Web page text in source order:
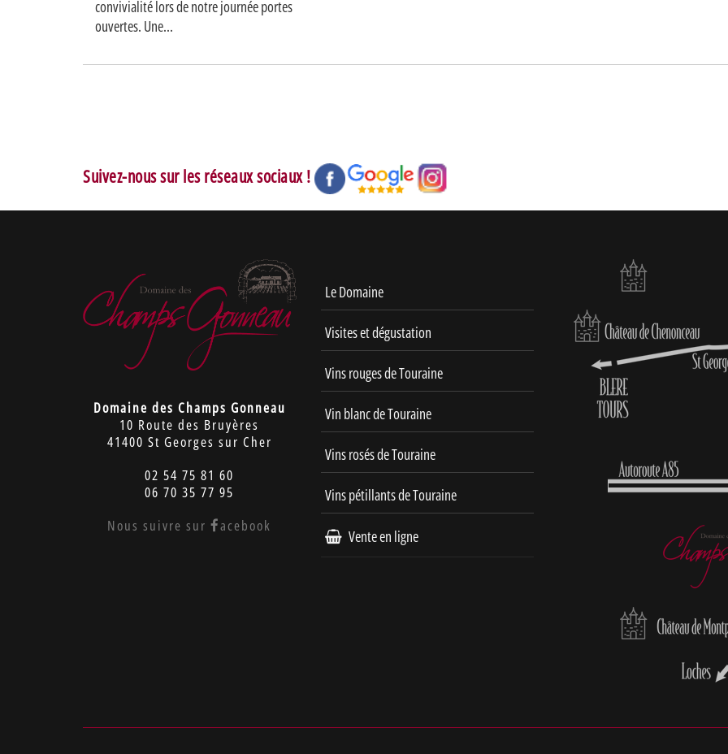
convivialité lors de notre journée portes
ouvertes. Une...
Suivez-nous sur les réseaux sociaux !
Domaine des Champs Gonneau
10 Route des Bruyères
41400 St Georges sur Cher
02 54 75 81 60
06 70 35 77 95
Nous suivre sur acebook
Le Domaine
Visites et dégustation
Vins rouges de Touraine
Vin blanc de Touraine
Vins rosés de Touraine
Vins pétillants de Touraine
Vente en ligne